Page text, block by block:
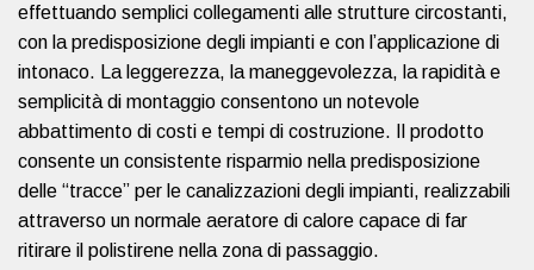
effettuando semplici collegamenti alle strutture circostanti,
con la predisposizione degli impianti e con l’applicazione di
intonaco. La leggerezza, la maneggevolezza, la rapidità e
semplicità di montaggio consentono un notevole
abbattimento di costi e tempi di costruzione. Il prodotto
consente un consistente risparmio nella predisposizione
delle “tracce” per le canalizzazioni degli impianti, realizzabili
attraverso un normale aeratore di calore capace di far
ritirare il polistirene nella zona di passaggio.